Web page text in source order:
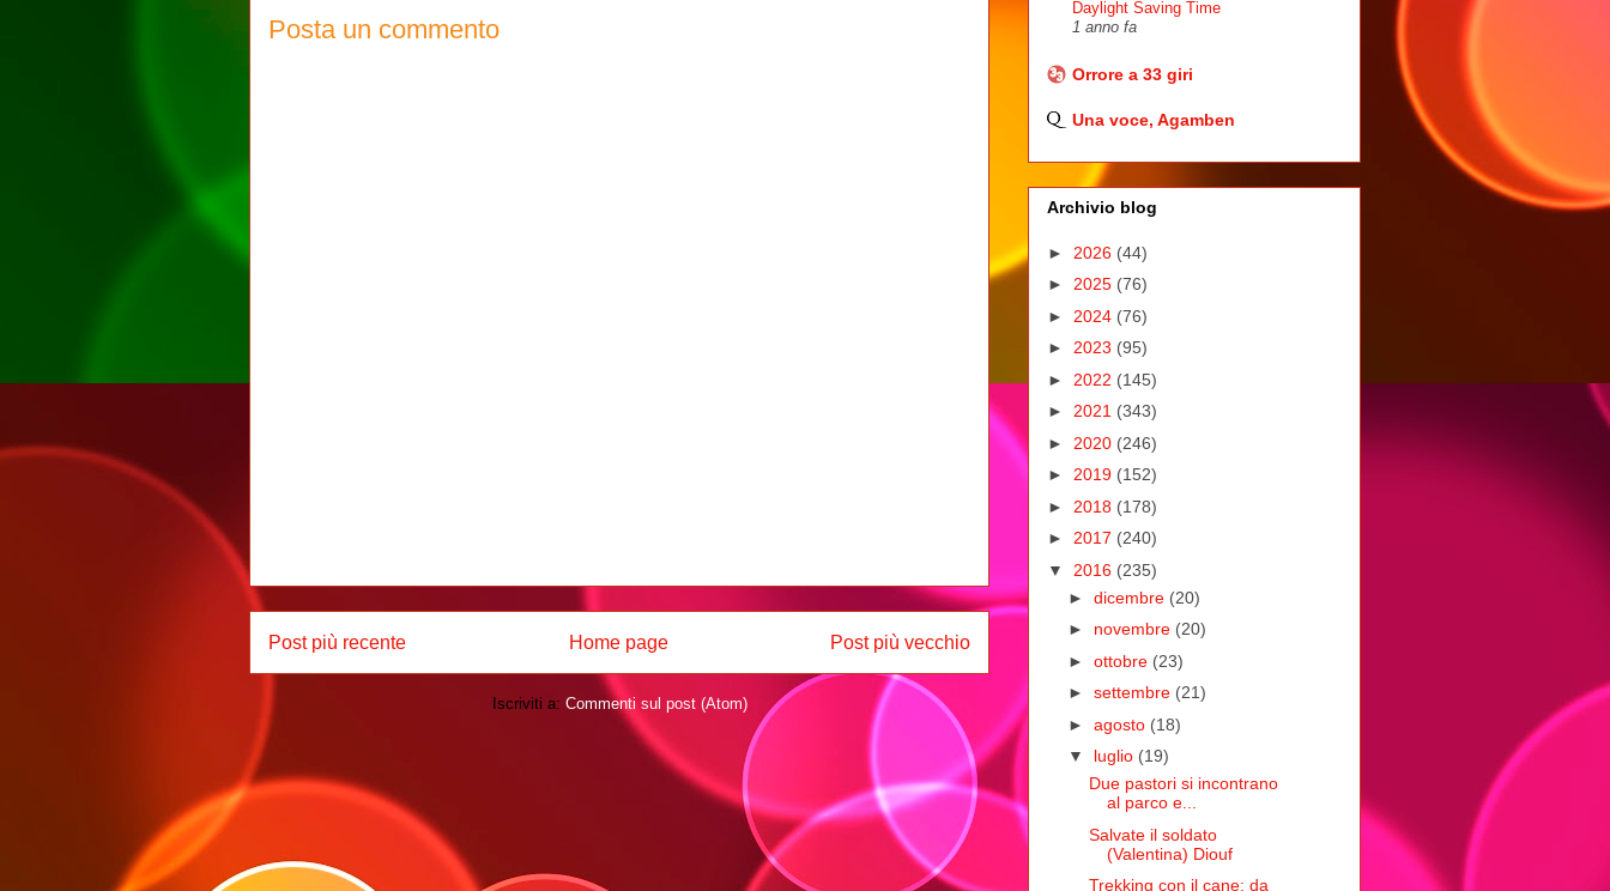
Posta un commento
Post più recente Post più vecchio
Home page
Iscriviti a: Commenti sul post (Atom)
Daylight Saving Time
1 anno fa
Orrore a 33 giri
Una voce, Agamben
Archivio blog
► 2026 (44)
► 2025 (76)
► 2024 (76)
► 2023 (95)
► 2022 (145)
► 2021 (343)
► 2020 (246)
► 2019 (152)
► 2018 (178)
► 2017 (240)
▼ 2016 (235)
► dicembre (20)
► novembre (20)
► ottobre (23)
► settembre (21)
► agosto (18)
▼ luglio (19)
Due pastori si incontrano
al parco e...
Salvate il soldato
(Valentina) Diouf
Trekking con il cane: da